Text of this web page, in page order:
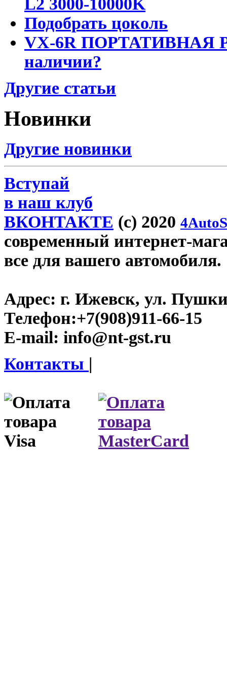
Подобрать цоколь
VX-6R ПОРТАТИВНАЯ
наличии?
Другие статьи
Новинки
Другие новинки
Вступай
в наш клуб
ВКОНТАКТЕ (c) 2020
современный интернет-
все для вашего автомобиля.
Адрес: г. Ижевск, ул.
Телефон:+7(908)911-66-15
E-mail: info@nt-gst.ru
Контакты |